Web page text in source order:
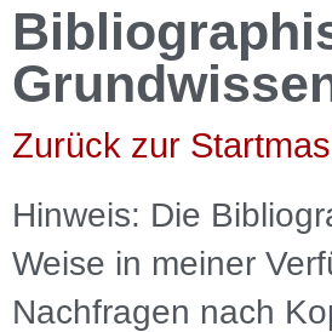
Zurück zur
Hinweis: Die
Weise in meiner
Nachfragen nach